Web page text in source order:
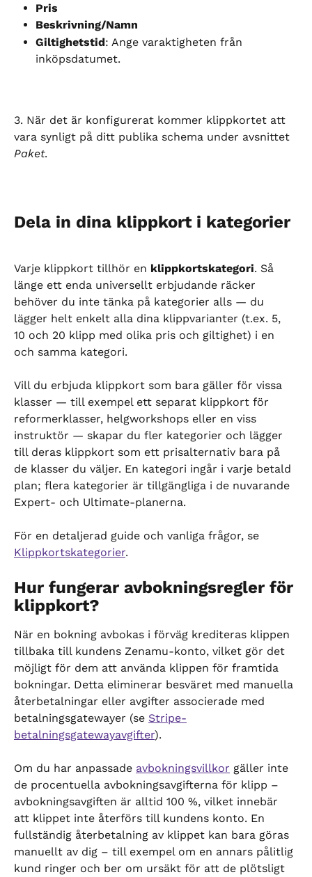
Pris
Beskrivning/Namn
Giltighetstid: Ange varaktigheten från
inköpsdatumet.
3. När det är konfigurerat kommer klippkortet att
vara synligt på ditt publika schema under avsnittet
Paket.
Dela in dina klippkort i kategorier
Varje klippkort tillhör en klippkortskategori. Så
länge ett enda universellt erbjudande räcker
behöver du inte tänka på kategorier alls — du
lägger helt enkelt alla dina klippvarianter (t.ex. 5,
10 och 20 klipp med olika pris och giltighet) i en
och samma kategori.
Vill du erbjuda klippkort som bara gäller för vissa
klasser — till exempel ett separat klippkort för
reformerklasser, helgworkshops eller en viss
instruktör — skapar du fler kategorier och lägger
till deras klippkort som ett prisalternativ bara på
de klasser du väljer. En kategori ingår i varje betald
plan; flera kategorier är tillgängliga i de nuvarande
Expert- och Ultimate-planerna.
För en detaljerad guide och vanliga frågor, se
Klippkortskategorier.
Hur fungerar avbokningsregler för
klippkort?
När en bokning avbokas i förväg krediteras klippen
tillbaka till kundens Zenamu-konto, vilket gör det
möjligt för dem att använda klippen för framtida
bokningar. Detta eliminerar besväret med manuella
återbetalningar eller avgifter associerade med
betalningsgatewayer (se Stripe-
betalningsgatewayavgifter).
Om du har anpassade avbokningsvillkor gäller inte
de procentuella avbokningsavgifterna för klipp –
avbokningsavgiften är alltid 100 %, vilket innebär
att klippet inte återförs till kundens konto. En
fullständig återbetalning av klippet kan bara göras
manuellt av dig – till exempel om en annars pålitlig
kund ringer och ber om ursäkt för att de plötsligt